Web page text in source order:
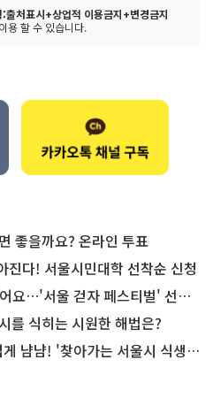
출처표시+상업적 이용금지+변경금지
용 할 수 있습니다.
좋을까요? 온라인 투표
진다! 서울시민대학 선착순 신청
서울 걷자 페스티벌' 선착순 5천명
를 식히는 시원한 해법은?
! '찾아가는 서울시 식생활 교육' 현장